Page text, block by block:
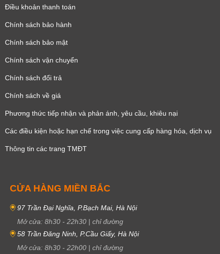
Điều khoản thanh toán
Chính sách bảo hành
Chính sách bảo mật
Chính sách vận chuyển
Chính sách đổi trả
Chính sách về giá
Phương thức tiếp nhận và phản ánh, yêu cầu, khiêu nại
Các điều kiện hoặc hạn chế trong việc cung cấp hàng hóa, dịch vụ
Thông tin các trang TMĐT
CỬA HÀNG MIỀN BẮC
97 Trần Đại Nghĩa, P.Bạch Mai, Hà Nội
Mở cửa: 8h30 - 22h30 | chỉ đường
58 Trần Đăng Ninh, P.Cầu Giấy, Hà Nội
Mở cửa: 8h30 - 22h00 | chỉ đường